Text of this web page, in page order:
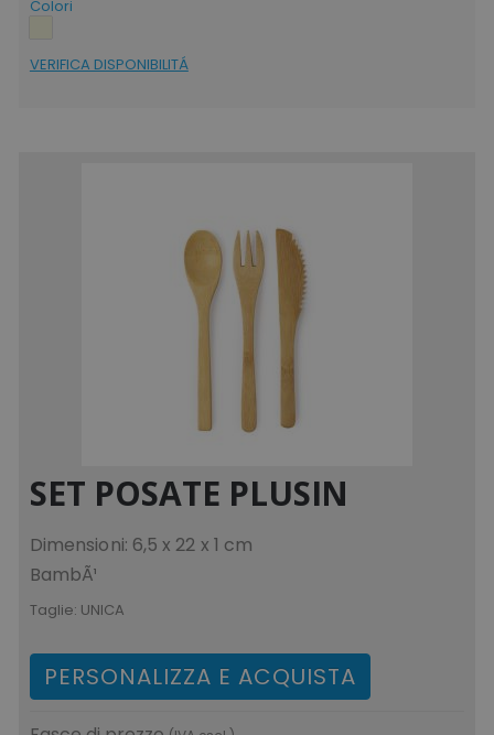
Colori
VERIFICA DISPONIBILITÁ
SET POSATE PLUSIN
Dimensioni: 6,5 x 22 x 1 cm
BambÃ¹
Taglie: UNICA
PERSONALIZZA E ACQUISTA